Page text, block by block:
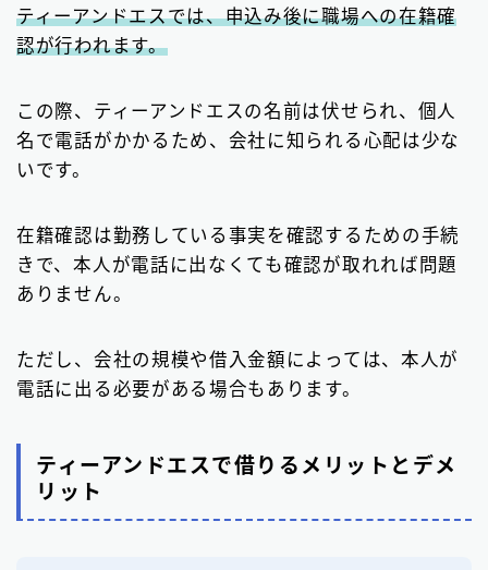
ティーアンドエスでは、申込み後に職場への在籍確
認が行われます。
この際、ティーアンドエスの名前は伏せられ、個人
名で電話がかかるため、会社に知られる心配は少な
いです。
在籍確認は勤務している事実を確認するための手続
きで、本人が電話に出なくても確認が取れれば問題
ありません。
ただし、会社の規模や借入金額によっては、本人が
電話に出る必要がある場合もあります。
ティーアンドエスで借りるメリットとデメ
リット